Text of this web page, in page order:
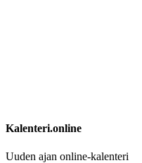
Kalenteri.online
Uuden ajan online-kalenteri